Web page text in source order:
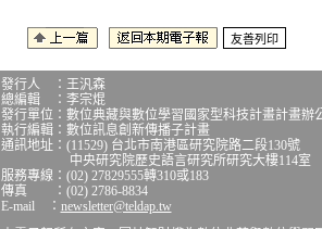
發行人 ：王汎森
總編輯 ：李宗焜
發行單位：數位典藏與數位學習國家型科技計畫計畫辦
執行編輯：數位訊息創新傳播子計畫
通訊地址：(11529) 台北市南港區研究院路二段130號
中央研究院歷史語言研究所研究大樓114室
服務專線：(02) 27829555轉310或183
傳真 ：(02) 2786-8834
E-mail ： newsletter@teldap.tw